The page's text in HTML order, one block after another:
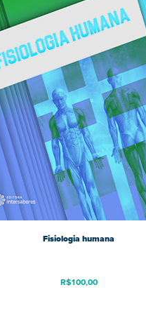
Fisiologia humana
R$100,00